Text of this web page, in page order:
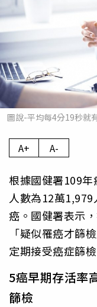
圖說-平均每4分19秒就
A+ A-
根據國健署109
人數為12萬
癌。國健署表示
「疑似罹癌才篩
定期接受癌症篩
5癌早期存活率
篩檢